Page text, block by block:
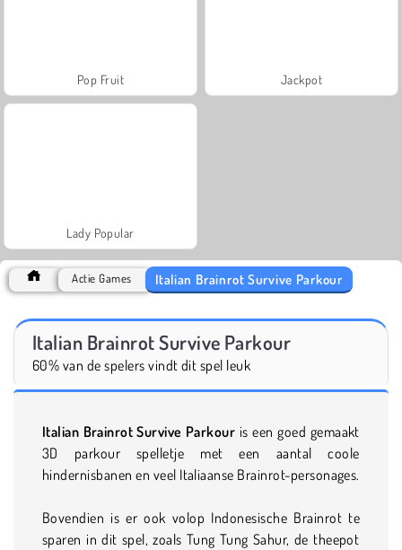
Pop Fruit Jackpot
Lady Popular
Actie Games Italian Brainrot Survive Parkour
Italian Brainrot Survive Parkour
60% van de spelers vindt dit spel leuk
Italian Brainrot Survive Parkour is een goed gemaakt
3D parkour spelletje met een aantal coole
hindernisbanen en veel Italiaanse Brainrot-personages.
Bovendien is er ook volop Indonesische Brainrot te
sparen in dit spel, zoals Tung Tung Sahur, de theepot